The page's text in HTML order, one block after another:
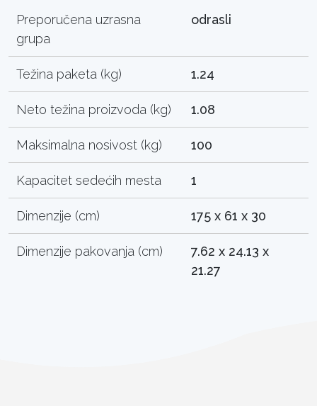
Preporučena uzrasna
grupa
odrasli
Težina paketa (kg) 1.24
Neto težina proizvoda (kg) 1.08
Maksimalna nosivost (kg) 100
Kapacitet sedećih mesta 1
Dimenzije (cm) 175 x 61 x 30
Dimenzije pakovanja (cm)
7.62 x 24.13 x
21.27